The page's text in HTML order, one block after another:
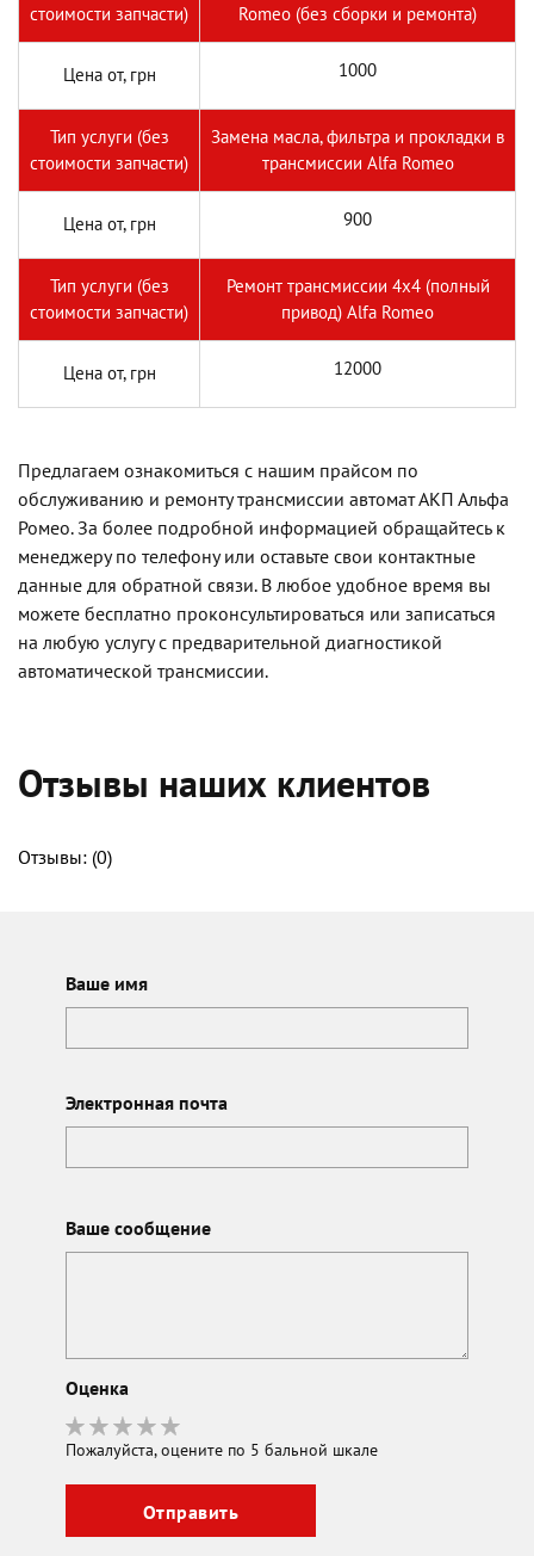
стоимости запчасти)
Romeo (без сборки и ремонта)
Цена от, грн 1000
Тип услуги (без
стоимости запчасти)
Замена масла, фильтра и прокладки в
трансмиссии Alfa Romeo
Цена от, грн 900
Тип услуги (без
стоимости запчасти)
Ремонт трансмиссии 4х4 (полный
привод) Alfa Romeo
Цена от, грн 12000
Предлагаем ознакомиться с нашим прайсом по
обслуживанию и ремонту трансмиссии автомат АКП Альфа
Ромео. За более подробной информацией обращайтесь к
менеджеру по телефону или оставьте свои контактные
данные для обратной связи. В любое удобное время вы
можете бесплатно проконсультироваться или записаться
на любую услугу с предварительной диагностикой
автоматической трансмиссии.
Отзывы наших клиентов
Отзывы: (0)
Ваше имя
Электронная почта
Ваше сообщение
Оценка
Пожалуйста, оцените по 5 бальной шкале